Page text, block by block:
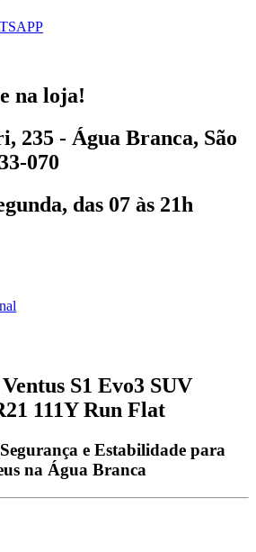
na loja!
235 - Água Branca, São
070
das 07 às 21h
S1 Evo3 SUV
111Y Run Flat
e Estabilidade para
na Água Branca